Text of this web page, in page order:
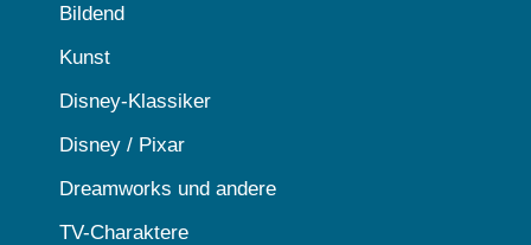
Bildend
Kunst
Disney-Klassiker
Disney / Pixar
Dreamworks und andere
TV-Charaktere